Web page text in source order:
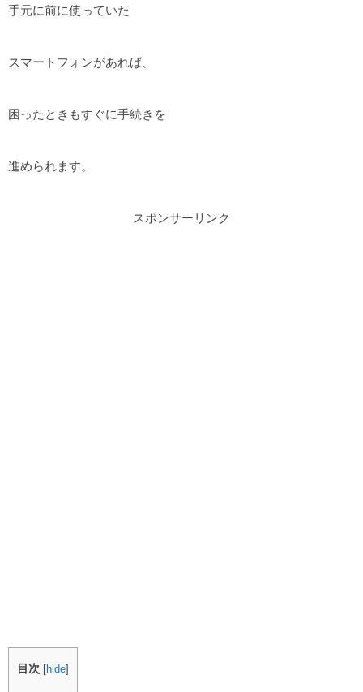
手元に前に使っていた
スマートフォンがあれば、
困ったときもすぐに手続きを
進められます。
スポンサーリンク
目次 [hide]